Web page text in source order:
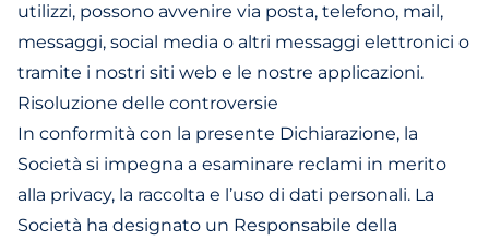
utilizzi, possono avvenire via posta, telefono, mail,
messaggi, social media o altri messaggi elettronici o
tramite i nostri siti web e le nostre applicazioni.
Risoluzione delle controversie
In conformità con la presente Dichiarazione, la
Società si impegna a esaminare reclami in merito
alla privacy, la raccolta e l’uso di dati personali. La
Società ha designato un Responsabile della